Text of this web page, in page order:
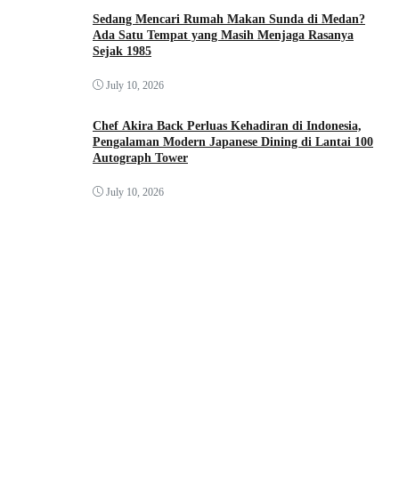
Sedang Mencari Rumah Makan Sunda di Medan?
Ada Satu Tempat yang Masih Menjaga Rasanya
Sejak 1985
July 10, 2026
Chef Akira Back Perluas Kehadiran di Indonesia,
Pengalaman Modern Japanese Dining di Lantai 100
Autograph Tower
July 10, 2026